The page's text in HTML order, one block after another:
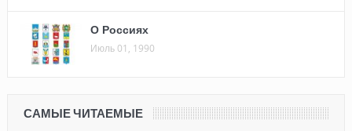
О Россиях
Июль 01, 1990
САМЫЕ ЧИТАЕМЫЕ